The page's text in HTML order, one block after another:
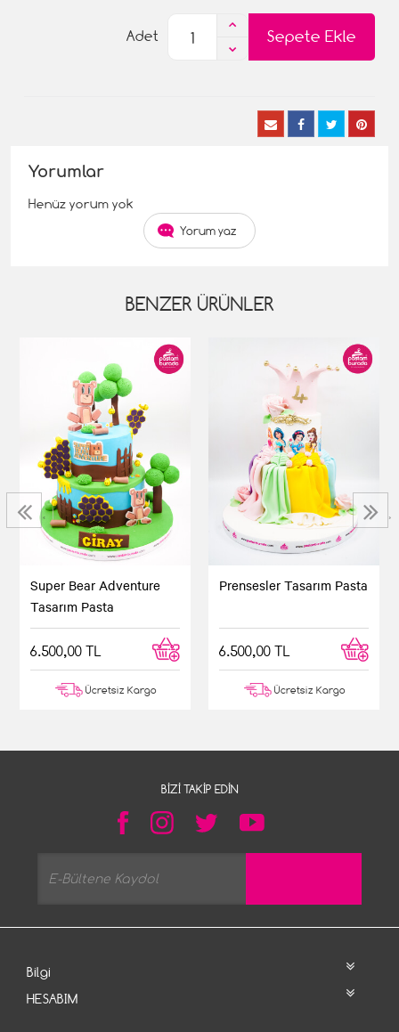
Sepete Ekle
Adet
Yorumlar
Henüz yorum yok
Yorum yaz
BENZER ÜRÜNLER
Super Bear Adventure
Tasarım Pasta
6.500,00 TL
Ücretsiz Kargo
Prensesler Tasarım Pasta
6.500,00 TL
Ücretsiz Kargo
‹ ›
BIZI TAKIP EDIN
Bilgi
HESABIM